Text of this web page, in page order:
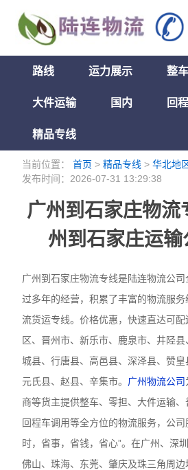
路线 运力展示 整车
大件运输 国内 回
精品专线
当前位置：首页 >精品专线 >华北地
发布时间：2026-07-31 13:29:38
广州到石家庄物流
州到石家庄运输
广州到石家庄物流专线是陆连物流公
过多年的经营，积累了丰富的物流服
流货运专线。价格优惠，快速直达可
区、晋州市、新乐市、鹿泉市、井陉
城县、行唐县、高邑县、深泽县、赞皇
元氏县、赵县、辛集市。 广州物流公司
商等货主提供整车、零担、大件运输、
回程车调用等全方位的物流服务，公司
时，省事，省钱，省心”。在广州、深
佛山、珠海、东莞、肇庆及珠三角周边